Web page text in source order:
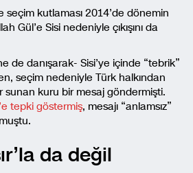
seçim kutlaması 2014’de dönemin
Gül’e Sisi nedeniyle çıkışını da
de danışarak- Sisi’ye içinde “tebrik”
seçim nedeniyle Türk halkından
sunan kuru bir mesaj göndermişti.
tepki göstermiş, mesajı “anlamsız”
da değil